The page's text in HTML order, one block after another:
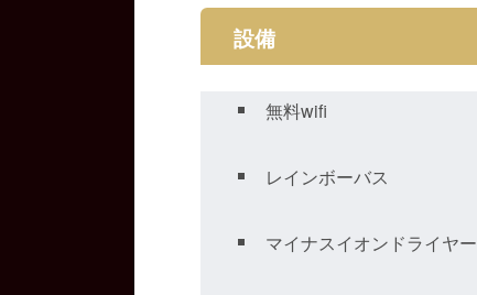
設備
無料wifi
レインボーバス
マイナスイオンドライヤー